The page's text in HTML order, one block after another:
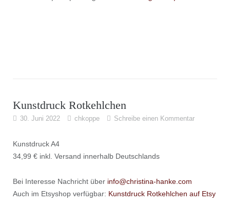
Kunstdruck Rotkehlchen
30. Juni 2022 chkoppe Schreibe einen Kommentar
Kunstdruck A4
34,99 € inkl. Versand innerhalb Deutschlands
Bei Interesse Nachricht über info@christina-hanke.com
Auch im Etsyshop verfügbar: Kunstdruck Rotkehlchen auf Etsy